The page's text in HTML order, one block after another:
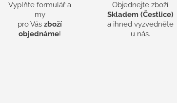
Vyplňte formulář a
my
pro Vászboží
objednáme!
Objednejte zboží
Skladem (Čestlice)
a ihned vyzvedněte
u nás.